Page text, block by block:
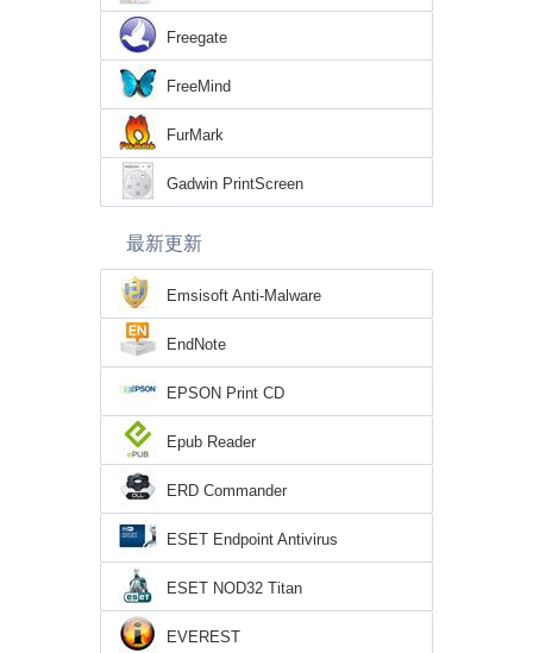
Freegate
FreeMind
FurMark
Gadwin PrintScreen
最新更新
Emsisoft Anti-Malware
EndNote
EPSON Print CD
Epub Reader
ERD Commander
ESET Endpoint Antivirus
ESET NOD32 Titan
EVEREST